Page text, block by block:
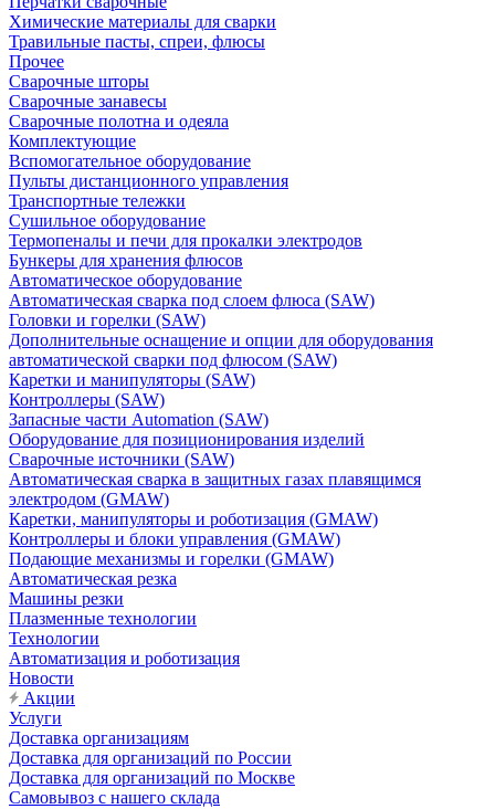
Химические материалы для сварки
Травильные пасты, спреи, флюсы
Прочее
Сварочные шторы
Сварочные занавесы
Сварочные полотна и одеяла
Комплектующие
Вспомогательное оборудование
Пульты дистанционного управления
Транспортные тележки
Сушильное оборудование
Термопеналы и печи для прокалки электродов
Бункеры для хранения флюсов
Автоматическое оборудование
Автоматическая сварка под слоем флюса (SAW)
Головки и горелки (SAW)
Дополнительные оснащение и опции для оборудования
автоматической сварки под флюсом (SAW)
Каретки и манипуляторы (SAW)
Контроллеры (SAW)
Запасные части Automation (SAW)
Оборудование для позиционирования изделий
Сварочные источники (SAW)
Автоматическая сварка в защитных газах плавящимся
электродом (GMAW)
Каретки, манипуляторы и роботизация (GMAW)
Контроллеры и блоки управления (GMAW)
Подающие механизмы и горелки (GMAW)
Автоматическая резка
Машины резки
Плазменные технологии
Технологии
Автоматизация и роботизация
Новости
Акции
Услуги
Доставка организациям
Доставка для организаций по России
Доставка для организаций по Москве
Самовывоз с нашего склада